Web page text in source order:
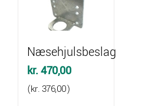
Næsehjulsbeslag
kr.470,00
(kr.376,00)